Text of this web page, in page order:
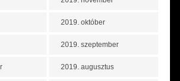
2019. október
2019. szeptember
2019. augusztus